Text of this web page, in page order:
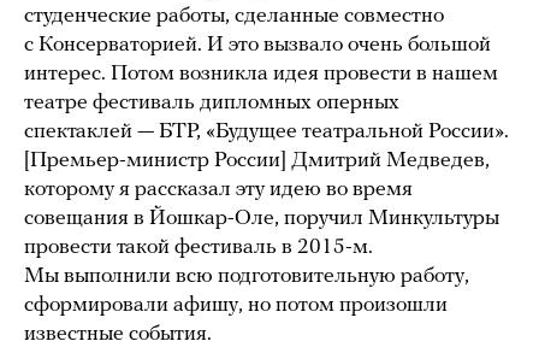
студенческие работы, сделанные совместно
с Консерваторией. И это вызвало очень большой
интерес. Потом возникла идея провести в нашем
театре фестиваль дипломных оперных
спектаклей — БТР, «Будущее театральной России».
[Премьер-министр России] Дмитрий Медведев,
которому я рассказал эту идею во время
совещания в Йошкар-Оле, поручил Минкультуры
провести такой фестиваль в 2015-м.
Мы выполнили всю подготовительную работу,
сформировали афишу, но потом произошли
известные события.